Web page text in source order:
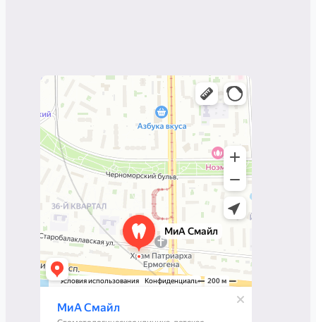
Mia smile
Стоматологическая клиника в Москве
Изготовление протезно-ортопедических
изделий в Москве